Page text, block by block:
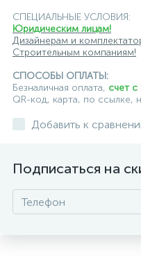
подвесные светильники
подвесные светильники
подвесные светильники
подвесные светодиодные
СПЕЦИАЛЬНЫЕ УСЛОВИЯ:
Юридическим лицам!
Дизайнерам и
Строительным компаниям!
СПОСОБЫ ОПЛАТЫ:
Безналичная оплата, счет
QR-код, карта, по ссылке,
Добавить к
Подписаться на